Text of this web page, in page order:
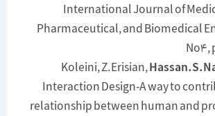
International Journal of
Pharmaceutical, and
Koleini, Z.Erisian,
Interaction Design-A way to
relationship between human